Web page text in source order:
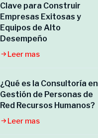
Clave para Construir
Empresas Exitosas y
Equipos de Alto
Desempeño
Leer mas
¿Qué es la Consultoría en
Gestión de Personas de
Red Recursos Humanos?
Leer mas